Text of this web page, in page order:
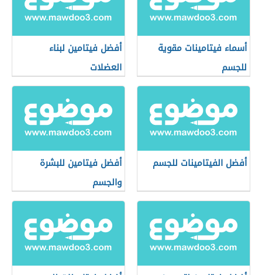
أسماء فيتامينات مقوية
للجسم
أفضل فيتامين لبناء
العضلات
أفضل الفيتامينات للجسم
أفضل فيتامين للبشرة
والجسم